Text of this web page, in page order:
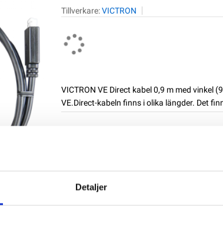
Detaljer
Tillverkare:VICTRON
VICTRON VE Direct kabel 0,9 m med vinkel
VE.Direct-kabeln finns i olika längder. Det